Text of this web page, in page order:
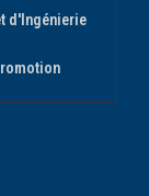
d'Ingénierie